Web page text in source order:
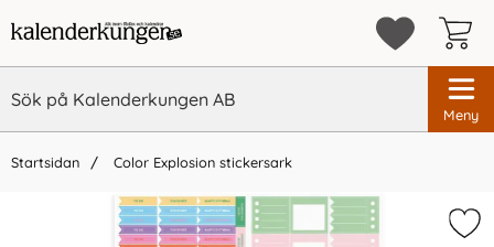
Meny
Startsidan Color Explosion stickersark
Vi rekommenderar